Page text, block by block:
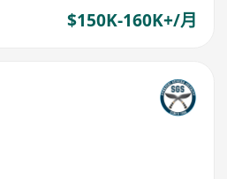
$150K-160K+/月